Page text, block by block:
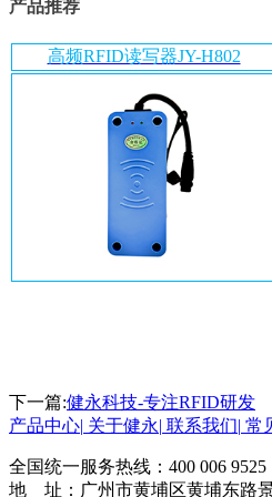
产品推荐
高频RFID读写器JY-H802
下一篇:健永科技-专注RFID研发
产品中心| 关于健永| 联系我们| 常
全国统一服务热线： 400 006 9525
地 址：广州市黄埔区黄埔东路